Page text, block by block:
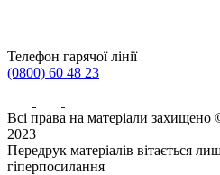
Телефон гарячої лінії
(0800) 60 48 23
Всі права на матеріали
2023
Передрук матеріалів вітається
гіперпосилання